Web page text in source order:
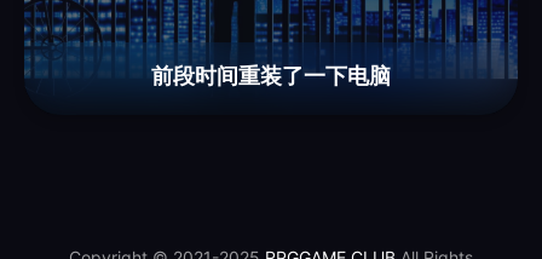
前段时间重装了一下电脑